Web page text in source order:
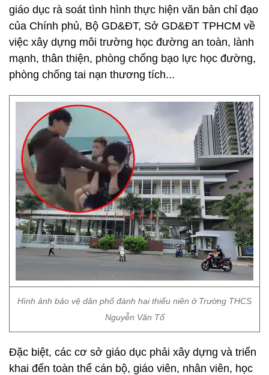
giáo dục rà soát tình hình thực hiện văn bản chỉ đạo
của Chính phủ, Bộ GD&ĐT, Sở GD&ĐT TPHCM về
việc xây dựng môi trường học đường an toàn, lành
mạnh, thân thiện, phòng chống bạo lực học đường,
phòng chống tai nạn thương tích...
Hình ảnh bảo vệ dân phố đánh hai thiếu niên ở Trường THCS
Nguyễn Văn Tố
Đặc biệt, các cơ sở giáo dục phải xây dựng và triển
khai đến toàn thể cán bộ, giáo viên, nhân viên, học